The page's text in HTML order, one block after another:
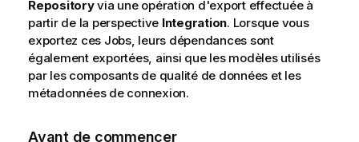
Repositoryvia une opération d'export effectuée à
partir de la perspective Integration. Lorsque vous
exportez ces Jobs, leurs dépendances sont
également exportées, ainsi que les modèles utilisés
par les composants de qualité de données et les
métadonnées de connexion.
Avant de commencer